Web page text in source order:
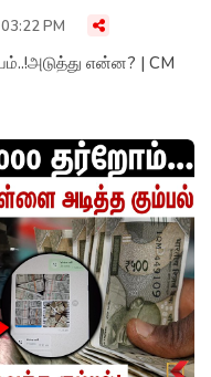
PM
என்ன? | CM